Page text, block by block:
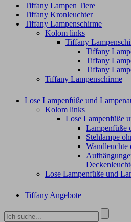
Tiffany Lampen Tiere
Tiffany Kronleuchter
Tiffany Lampenschirme
Kolom links
Tiffany
Tiffany
Tiffany
Tiffany
Tiffany Lampenschirme
Lose Lampenfüße und
Kolom links
Lose Lampenfüße
Lampenfüße
Stehlampe
Wandleuchte
Lose Lampenfüße und
Tiffany Angebote